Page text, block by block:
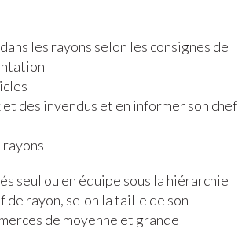
les rayons selon les consignes de
des invendus et en informer son chef
seul ou en équipe sous la hiérarchie
de rayon, selon la taille de son
de moyenne et grande